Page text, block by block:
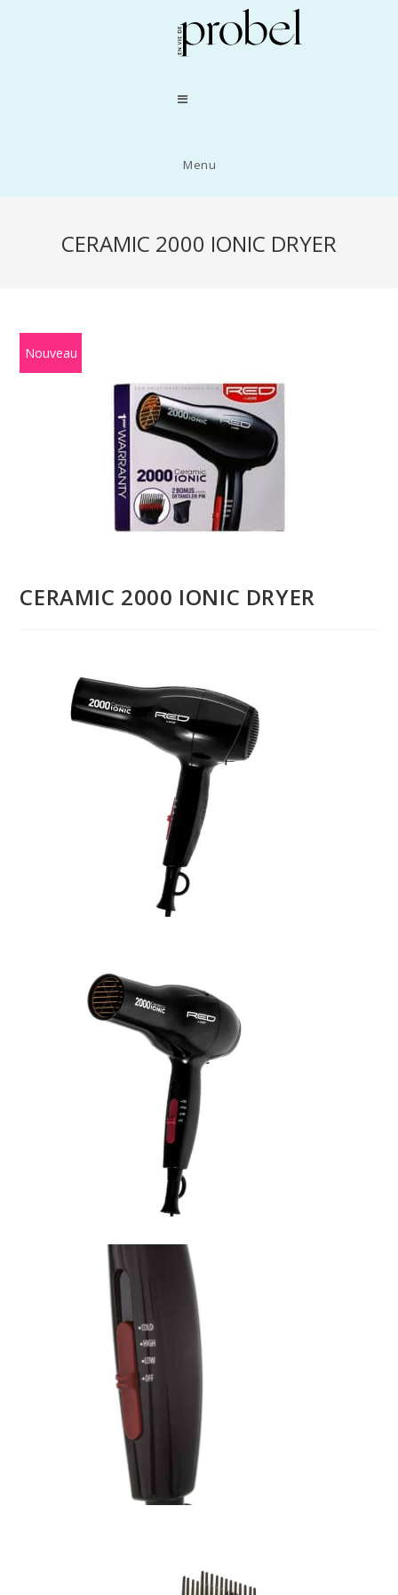
Menu
CERAMIC 2000 IONIC DRYER
Nouveau
CERAMIC 2000 IONIC DRYER